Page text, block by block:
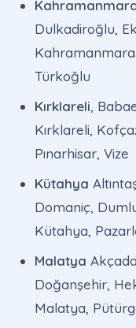
Dulkadiroğlu,
Türkoğlu
Kırklareli,
Kırklareli,
Pınarhisar, Vize
Kütahya
Domaniç,
Kütahya,
Malatya
Doğanşehir,
Malatya,